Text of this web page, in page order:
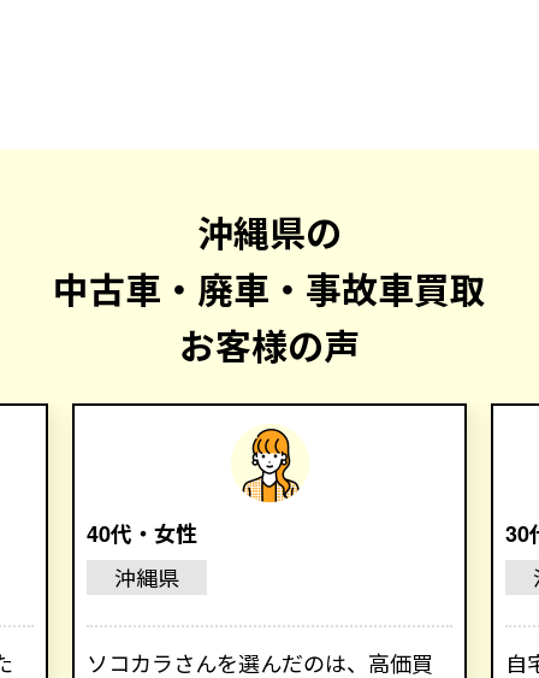
沖縄県の
中古車・廃車・事故車買取
お客様の声
40代・女性
沖縄県
ソコカラさんを選んだのは、高価買
30
自